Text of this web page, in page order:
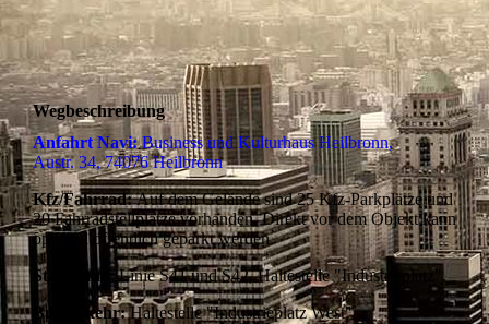
Wegbeschreibung
Anfahrt Navi:Business und Kulturhaus Heilbronn,
Austr. 34, 74076 Heilbronn
Kfz/Fahrrad:Auf dem Gelände sind 25 Kfz-Parkplätze und
20 Fahrradstellplätze vorhanden. Direkt vor dem Objekt kann
optional öffentlich geparkt werden.
Stadtbahn
: Linie S41 und S42, Haltestelle "Industrieplatz".
Busverkehr:Haltestelle "Industrieplatz West"